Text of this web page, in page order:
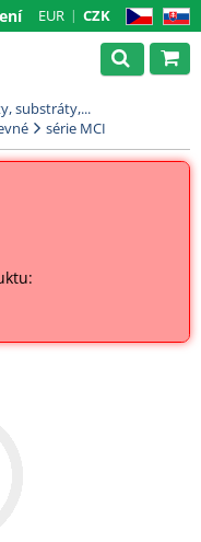
CZ SK
EUR CZK
substráty,...
série MCI